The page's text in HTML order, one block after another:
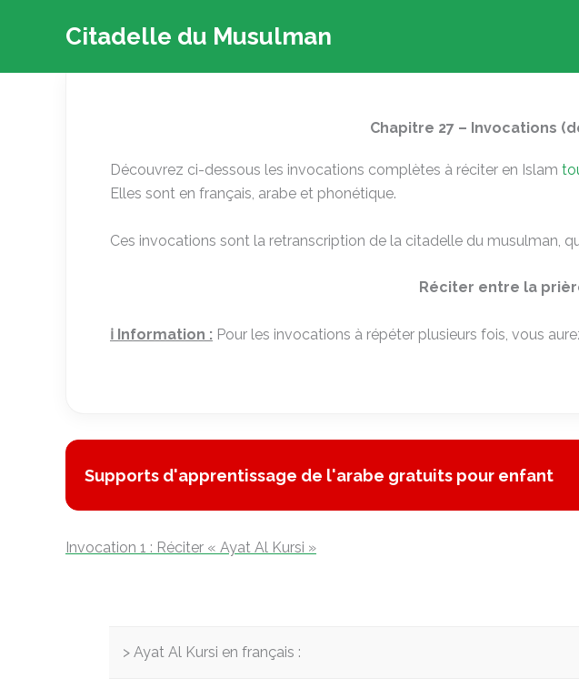
Citadelle du Musulman
Chapitre 27 – Invocations
Découvrez ci-dessous les invocations complètes à réciter en Islam
Elles sont en français, arabe et phonétique.
Ces invocations sont la retranscription de la citadelle du musulman,
Réciter entre la
ℹ️ Information : Pour les invocations à répéter plusieurs fois, vous
Supports d'apprentissage de l'arabe gratuits pour enfant
Invocation 1 : Réciter « Ayat Al Kursi »
Ayat Al Kursi en français :